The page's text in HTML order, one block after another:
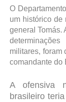
O
um histórico de
general Tomás.
militares, foram
comandante do
A ofensiva
brasileiro